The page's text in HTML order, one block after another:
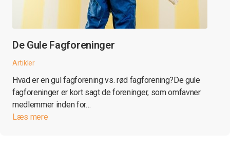
De Gule Fagforeninger
Artikler
Hvad er en gul fagforening vs. rød fagforening?De gule
fagforeninger er kort sagt de foreninger, som omfavner
medlemmer inden for…
Læs mere